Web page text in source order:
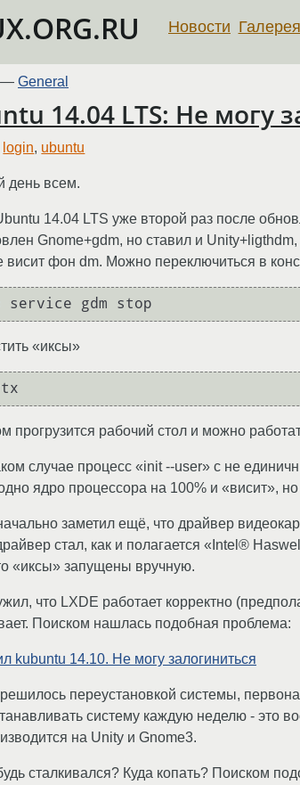
Новости Галерея
— General
14.04 LTS: Не могу
login, ubuntu
день всем.
14.04 LTS уже второй раз после
Gnome+gdm, но ставил и
висит фон dm. Можно переключиться в
service gdm stop
«иксы»
прогрузится рабочий стол и можно
случае процесс «init --user» с не
ядро процессора на 100% и «висит»,
заметил ещё, что драйвер
стал, как и полагается «Intel®
«иксы» запущены вручную.
что LXDE работает корректно
Поиском нашлась подобная проблема:
kubuntu 14.10. Не могу залогиниться
переустановкой системы,
систему каждую неделю - это
на Unity и Gnome3.
сталкивался? Куда копать? Поиском